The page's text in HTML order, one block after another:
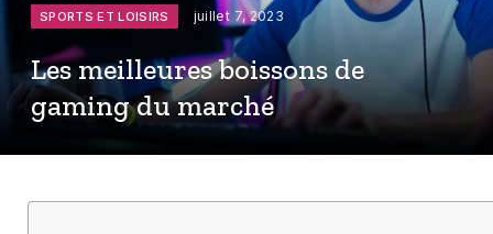
SPORTS ET LOISIRS juillet 7, 2023
Les meilleures boissons de
gaming du marché